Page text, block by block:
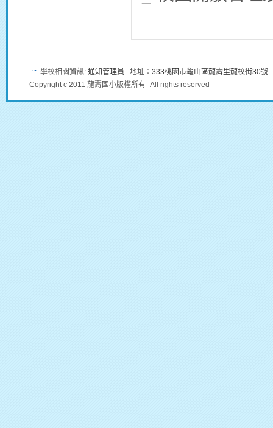
::: 學校相關資訊: 通知管理員 地址： 333桃園市龜山區龍壽里龍校街30號
Copyright c 2011 龍壽國小版權所有 -All rights reserved